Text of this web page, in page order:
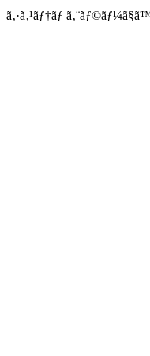
ã‚·ã‚¹ãƒ†ãƒ